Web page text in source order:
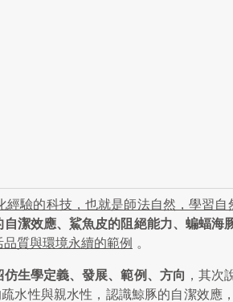
經驗的科技，也就是師法自然，學習
自潔效應、鯊魚皮的阻絕能力、蝙蝠海
質與環境永續的範例 。
仿生學定義、發展、範例、方向 ，其次
水性與親水性，認識鯨豚的自潔效